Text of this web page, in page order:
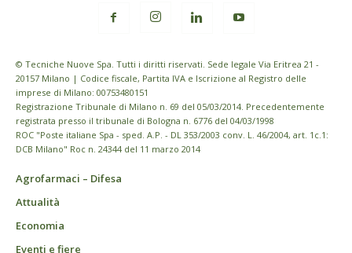
© Tecniche Nuove Spa. Tutti i diritti riservati. Sede legale Via Eritrea 21 -
20157 Milano | Codice fiscale, Partita IVA e Iscrizione al Registro delle
imprese di Milano: 00753480151
Registrazione Tribunale di Milano n. 69 del 05/03/2014. Precedentemente
registrata presso il tribunale di Bologna n. 6776 del 04/03/1998
ROC "Poste italiane Spa - sped. A.P. - DL 353/2003 conv. L. 46/2004, art. 1c.1:
DCB Milano" Roc n. 24344 del 11 marzo 2014
Agrofarmaci – Difesa
Attualità
Economia
Eventi e fiere